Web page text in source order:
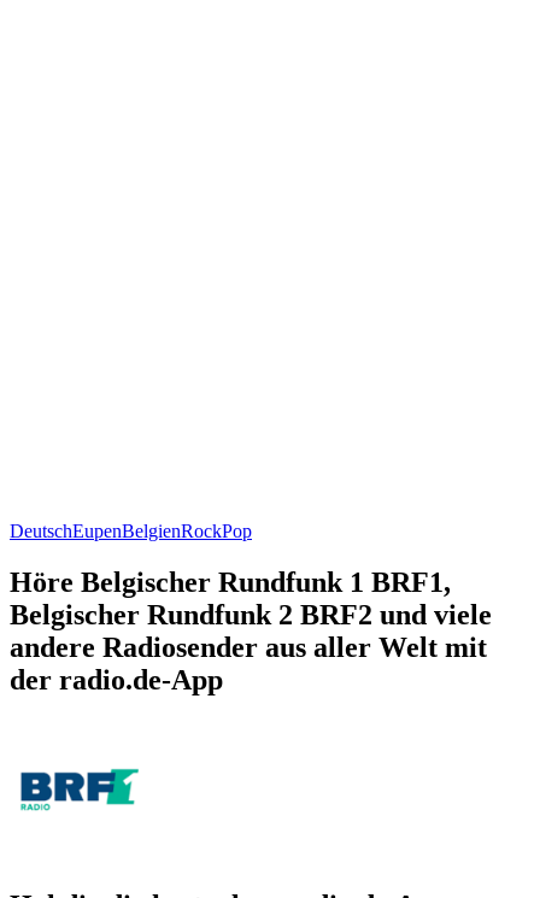
DeutschEupenBelgienRockPop
Höre Belgischer Rundfunk 1 BRF1,
Belgischer Rundfunk 2 BRF2 und viele
andere Radiosender aus aller Welt mit
der radio.de-App